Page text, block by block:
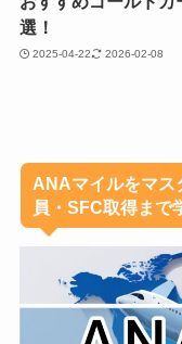
選！
2025-04-22 2026-02-08
ANAマイルをマス
員・SFC取得まで